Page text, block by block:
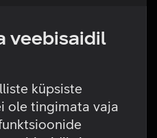
veebisaidil
küpsiste
ole tingimata vaja
viga